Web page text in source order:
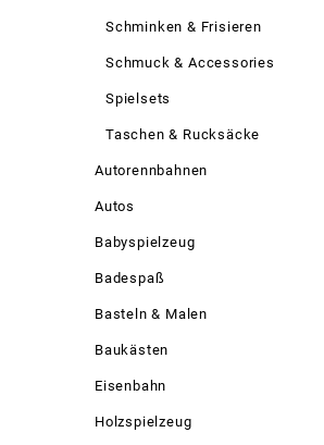
Schminken & Frisieren
Schmuck & Accessories
Spielsets
Taschen & Rucksäcke
Autorennbahnen
Autos
Babyspielzeug
Badespaß
Basteln & Malen
Baukästen
Eisenbahn
Holzspielzeug